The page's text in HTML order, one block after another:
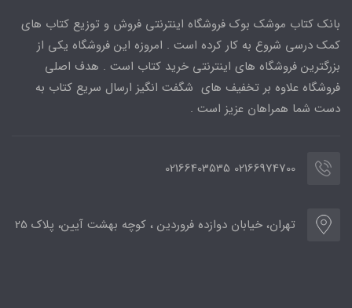
بانک کتاب موشک بوک فروشگاه اینترنتی فروش و توزیع کتاب های
کمک درسی شروع به کار کرده است . امروزه این فروشگاه یکی از
بزرگترین فروشگاه های اینترنتی خرید کتاب است . هدف اصلی
فروشگاه علاوه بر تخفیف های شگفت انگیز ارسال سریع کتاب به
دست شما همراهان عزیز است .
02166974700 02166403535
تهران، خیابان دوازده فروردین ، کوچه بهشت آیین، پلاک 25